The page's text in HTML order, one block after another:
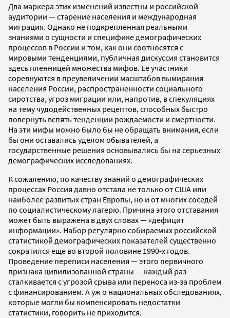
Два маркера этих изменений известны и российской
аудитории — старение населения и международная
миграция. Однако не подкрепленная реальными
знаниями о сущности и специфике демографических
процессов в России и том, как они соотносятся с
мировыми тенденциями, публичная дискуссия становится
здесь пленницей множества мифов. Ее участники
соревнуются в преувеличении масштабов вымирания
населения России, распространенности социального
сиротства, угроз миграции или, напротив, в спекуляциях
на тему чудодейственных рецептов, способных быстро
повернуть вспять тенденции рождаемости и смертности.
На эти мифы можно было бы не обращать внимания, если
бы они оставались уделом обывателей, а
государственные решения основывались бы на серьезных
демографических исследованиях.
К сожалению, по качеству знаний о демографических
процессах Россия давно отстала не только от США или
наиболее развитых стран Европы, но и от многих соседей
по социалистическому лагерю. Причина этого отставания
может быть выражена в двух словах — «дефицит
информации». Набор регулярно собираемых российской
статистикой демографических показателей существенно
сократился еще во второй половине 1990-х годов.
Проведение переписи населения — этого первичного
признака цивилизованной страны — каждый раз
сталкивается с угрозой срыва или переноса из-за проблем
с финансированием. А уж о национальных обследованиях,
которые могли бы компенсировать недостатки
статистики, говорить не приходится.